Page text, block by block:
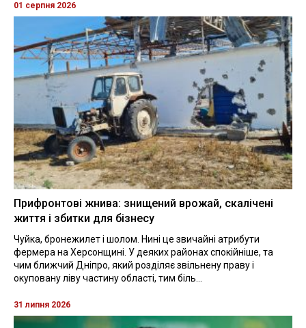
01 серпня 2026
Прифронтові жнива: знищений врожай, скалічені
життя і збитки для бізнесу
Чуйка, бронежилет і шолом. Нині це звичайні атрибути
фермера на Херсонщині. У деяких районах спокійніше, та
чим ближчий Дніпро, який розділяє звільнену праву і
окуповану ліву частину області, тим біль...
31 липня 2026